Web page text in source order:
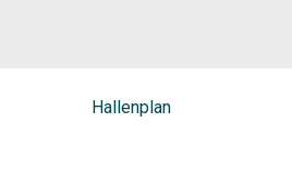
Hallenplan